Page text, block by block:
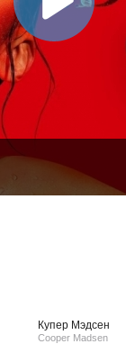
Купер Мэдсен
Cooper Madsen